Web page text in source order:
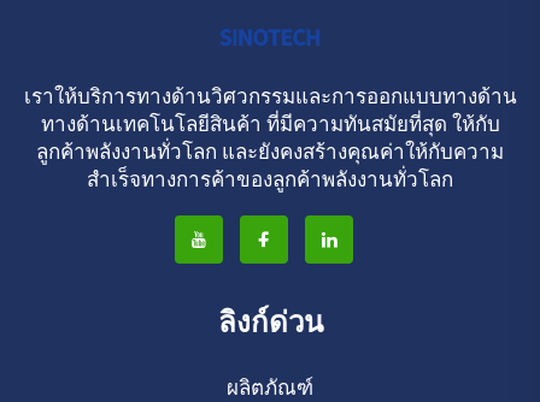
เราให้บริการทางด้านวิศวกรรมและการออกแบบทางด้าน
ทางด้านเทคโนโลยีสินค้า ที่มีความทันสมัยที่สุด ให้กับ
ลูกค้าพลังงานทั่วโลก และยังคงสร้างคุณค่าให้กับความ
สําเร็จทางการค้าของลูกค้าพลังงานทั่วโลก
ลิงก์ด่วน
ผลิตภัณฑ์